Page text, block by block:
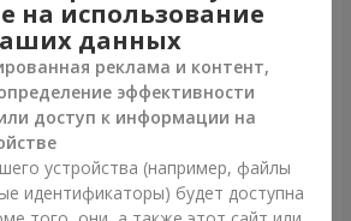
роз Фруктовая композиция
8 098 грн
на использование
данных
реклама и контент,
эффективности
доступ к информации на
устройства (например, файлы
идентификаторы) будет доступна